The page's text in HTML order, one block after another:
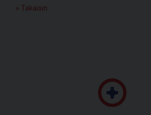
» Takaisin